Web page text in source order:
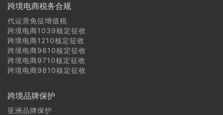
跨境电商税务合规
代运营免征增值税
跨境电商1039核定征收
跨境电商1210核定征收
跨境电商9610核定征收
跨境电商9710核定征收
跨境电商9810核定征收
跨境品牌保护
亚洲品牌保护